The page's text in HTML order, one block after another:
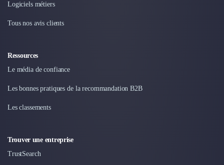
Logiciels métiers
Tous nos avis clients
Ressources
Le média de confiance
Les bonnes pratiques de la recommandation B2B
Les classements
Trouver une entreprise
TrustSearch